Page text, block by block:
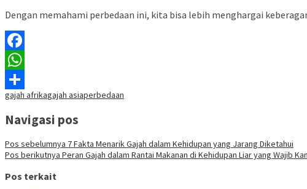
Dengan memahami perbedaan ini, kita bisa lebih menghargai
Facebook
WhatsApp
Share
gajah afrikagajah asiaperbedaan
Navigasi pos
Pos sebelumnya 7 Fakta Menarik Gajah dalam Kehidupan yang Jarang Diketahui
Pos berikutnya Peran Gajah dalam Rantai Makanan di Kehidupan Liar yang Wajib
Pos terkait